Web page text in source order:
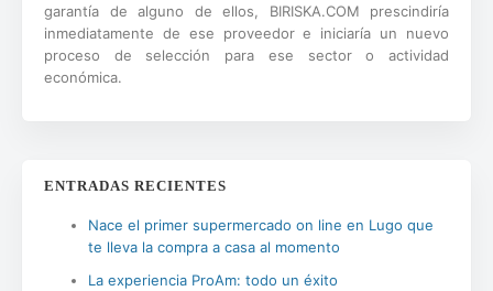
garantía de alguno de ellos, BIRISKA.COM prescindiría
inmediatamente de ese proveedor e iniciaría un nuevo
proceso de selección para ese sector o actividad
económica.
ENTRADAS RECIENTES
Nace el primer supermercado on line en Lugo que
te lleva la compra a casa al momento
La experiencia ProAm: todo un éxito